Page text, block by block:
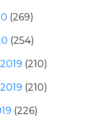
(269)
(254)
(210)
(210)
(226)